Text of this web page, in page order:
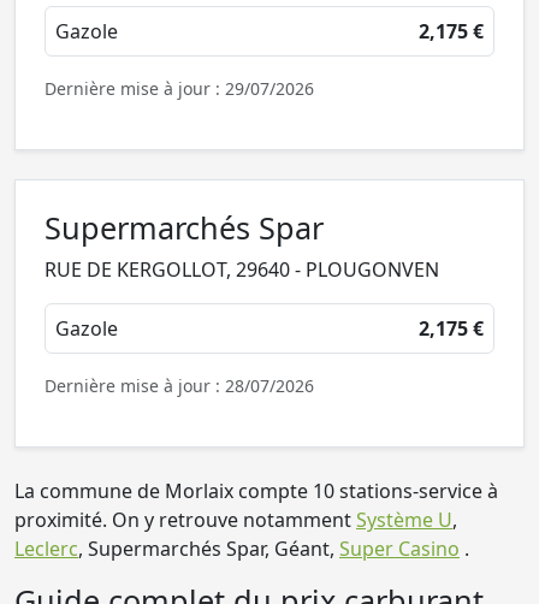
Gazole 2,175 €
Dernière mise à jour : 29/07/2026
Supermarchés Spar
RUE DE KERGOLLOT, 29640 - PLOUGONVEN
Gazole 2,175 €
Dernière mise à jour : 28/07/2026
La commune de Morlaix compte 10 stations-service à
proximité. On y retrouve notammentSystème U,
Leclerc, Supermarchés Spar, Géant, Super Casino .